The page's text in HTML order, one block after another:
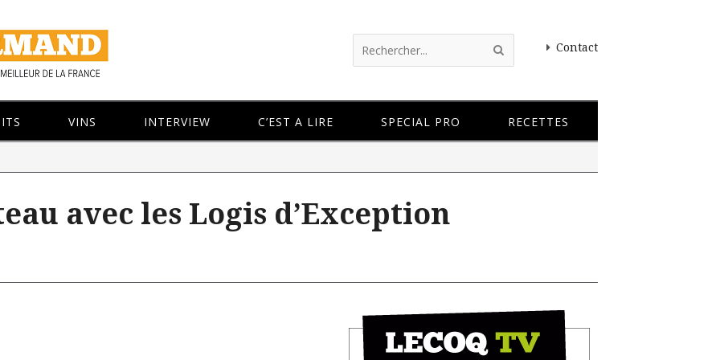
Contact
VINS INTERVIEW C’EST A LIRE SPECIAL PRO RECETTES
avec les Logis d’Exception